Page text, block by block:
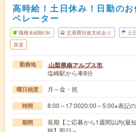
高時給！土日休み！日勤の
ペレーター
職種未経験OK 交通費別途支給あり 土
派遣
勤務地 山梨県南アルプス市
塩崎駅から車8分
曜日頻度 月～金・祝
時間 8:00～17:0020:00～5:00※表記の
期間
長期【ご応募から1週間以内(最
能】即日～